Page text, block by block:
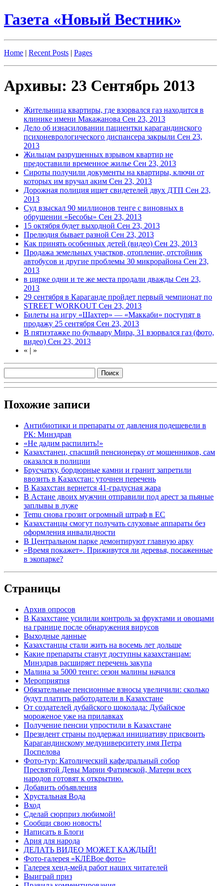
Газета «Новый Вестник»
Home | Recent Posts | Pages
Архивы: 23 Сентябрь 2013
Жительница квартиры, где взорвался газ находится в
клинике имени Макажанова Сен 23, 2013
Дело об изнасиловании пациентки карагандинского
психоневрологического диспансера закрыли Сен 23,
2013
Жильцам разрушенных взрывом квартир не
предоставили временное жилье Сен 23, 2013
Сироты получили документы на квартиры, ключи от
которых им вручал аким Сен 23, 2013
Дорожная полиция ищет свидетелей двух ДТП Сен 23,
2013
Суд взыскал 90 миллионов тенге с виновных в
обрушении «Бесобы» Сен 23, 2013
15 октября будет выходной Сен 23, 2013
Прелюдия бывает разной Сен 23, 2013
Как принять особенных детей (видео) Сен 23, 2013
Продажа земельных участков, отопление, отстойник
автобусов и другие проблемы 30 микрорайона Сен 23,
2013
в цирке одни и те же места продали дважды Сен 23,
2013
29 сентября в Караганде пройдет первый чемпионат по
STREET WORKOUT Сен 23, 2013
Билеты на игру «Шахтер» — «Маккаби» поступят в
продажу 25 сентября Сен 23, 2013
В пятиэтажке по бульвару Мира, 31 взорвался газ (фото,
видео) Сен 23, 2013
« | »
Похожие записи
Антибиотики и препараты от давления подешевели в
РК: Минздрав
«Не дадим распилить!»
Казахстанец, спасший пенсионерку от мошенников, сам
оказался в полиции
Брусчатку, бордюрные камни и гранит запретили
ввозить в Казахстан: уточнен перечень
В Казахстан вернется 41-градусная жара
В Астане двоих мужчин отправили под арест за пьяные
заплывы в луже
Temu снова грозит огромный штраф в ЕС
Казахстанцы смогут получать слуховые аппараты без
оформления инвалидности
В Центральном парке демонтируют главную арку
«Время покажет». Приживутся ли деревья, посаженные
в экопарке?
Страницы
Архив опросов
В Казахстане усилили контроль за фруктами и овощами
на границе после обнаружения вирусов
Выходные данные
Казахстанцы стали жить на восемь лет дольше
Какие препараты станут доступны казахстанцам:
Минздрав расширяет перечень закупа
Малина за 5000 тенге: сезон малины начался
Мероприятия
Обязательные пенсионные взносы увеличили: сколько
будут платить работодатели в Казахстане
От создателей дубайского шоколада: Дубайское
мороженое уже на прилавках
Получение пенсии упростили в Казахстане
Президент страны поддержал инициативу присвоить
Карагандинскому медуниверситету имя Петра
Поспелова
Фото-тур: Католический кафедральный собор
Пресвятой Девы Марии Фатимской, Матери всех
народов готовят к открытию.
Добавить объявления
Хрустальная Вода
Вход
Сделай сюрприз любимой!
Сообщи свою новость!
Написать в Блоги
Ария для народа
ДЕЛАТЬ ВИДЕО МОЖЕТ КАЖДЫЙ!
Фото-галерея «КЛЁВое фото»
Галерея хенд-мейд работ наших читателей
Выиграй приз